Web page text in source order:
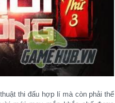
thi đấu hợp lí mà còn phải thể